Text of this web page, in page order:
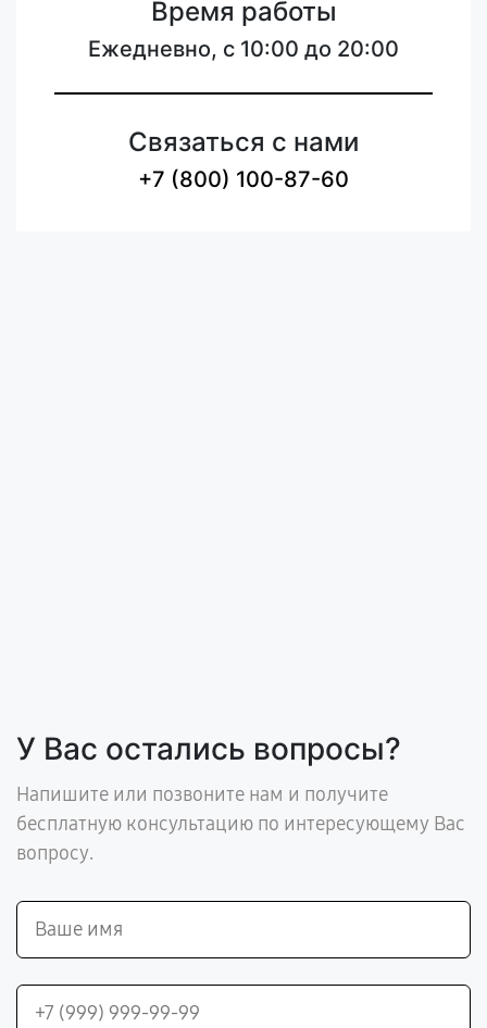
Время работы
Ежедневно, с 10:00 до 20:00
Связаться с нами
+7 (800) 100-87-60
У Вас остались вопросы?
Напишите или позвоните нам и получите
бесплатную консультацию по интересующему Вас
вопросу.